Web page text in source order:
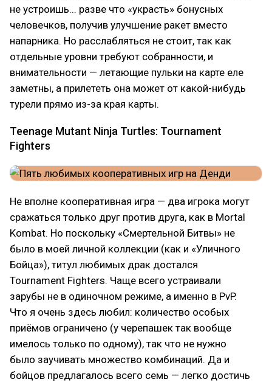
не устроишь... разве что «украсть» бонусных
человечков, получив улучшение ракет вместо
напарника. Но расслабляться не стоит, так как
отдельные уровни требуют собранности, и
внимательности — летающие пульки на карте еле
заметны, а прилететь она может от какой-нибудь
турели прямо из-за края карты.
Teenage Mutant Ninja Turtles: Tournament
Fighters
Не вполне кооперативная игра — два игрока могут
сражаться только друг против друга, как в Mortal
Kombat. Но поскольку «Смертельной Битвы» не
было в моей личной коллекции (как и «Уличного
Бойца»), титул любимых драк достался
Tournament Fighters. Чаще всего устраивали
зарубы не в одиночном режиме, а именно в PvP.
Что я очень здесь любил: количество особых
приёмов ограничено (у черепашек так вообще
имелось только по одному), так что не нужно
было заучивать множество комбинаций. Да и
бойцов предлагалось всего семь — легко достичь